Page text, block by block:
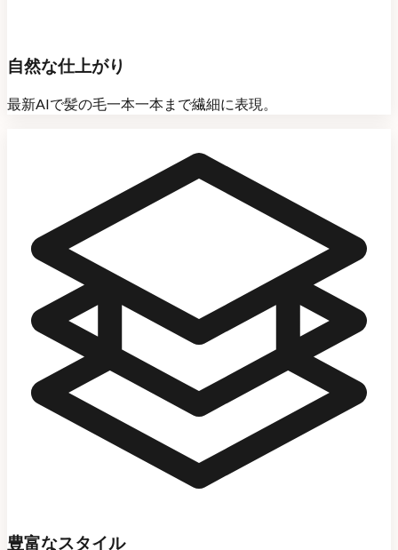
自然な仕上がり
最新AIで髪の毛一本一本まで繊細に表現。
豊富なスタイル